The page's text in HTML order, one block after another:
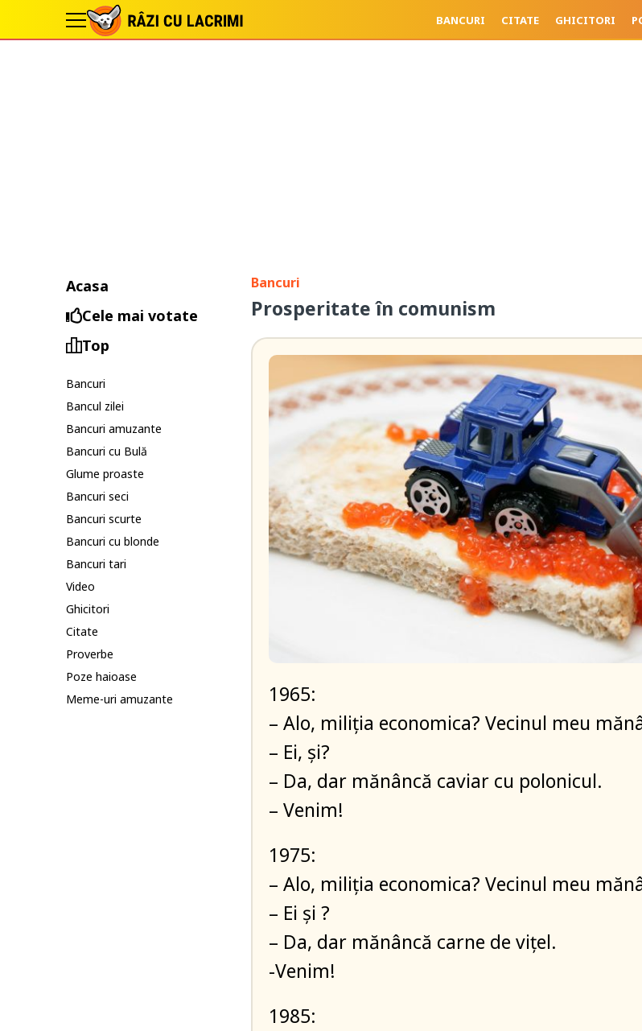
BANCURI CITATE GHICITORI
Acasa
Cele mai votate
Top
Bancuri
Bancul zilei
Bancuri amuzante
Bancuri cu Bulă
Glume proaste
Bancuri seci
Bancuri scurte
Bancuri cu blonde
Bancuri tari
Video
Ghicitori
Citate
Proverbe
Poze haioase
Meme-uri amuzante
Bancuri
Prosperitate în comunism
1965:
– Alo, miliția economica? Vecinul meu
– Ei, și?
– Da, dar mănâncă caviar cu polonicul.
– Venim!
1975:
– Alo, miliția economica? Vecinul meu
– Ei și ?
– Da, dar mănâncă carne de vițel.
-Venim!
1985: